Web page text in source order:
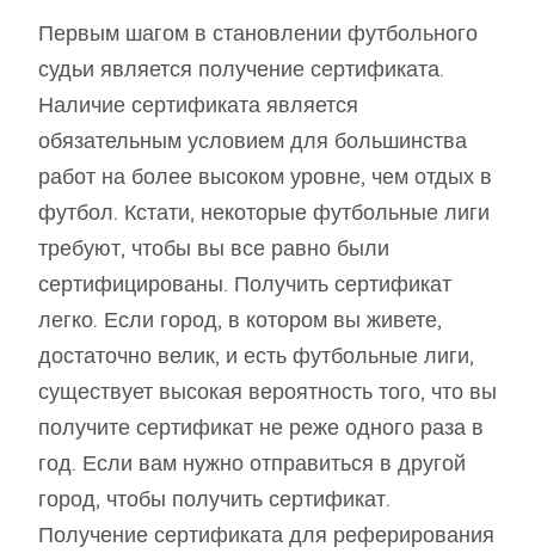
Первым шагом в становлении футбольного
судьи является получение сертификата.
Наличие сертификата является
обязательным условием для большинства
работ на более высоком уровне, чем отдых в
футбол. Кстати, некоторые футбольные лиги
требуют, чтобы вы все равно были
сертифицированы. Получить сертификат
легко. Если город, в котором вы живете,
достаточно велик, и есть футбольные лиги,
существует высокая вероятность того, что вы
получите сертификат не реже одного раза в
год. Если вам нужно отправиться в другой
город, чтобы получить сертификат.
Получение сертификата для реферирования